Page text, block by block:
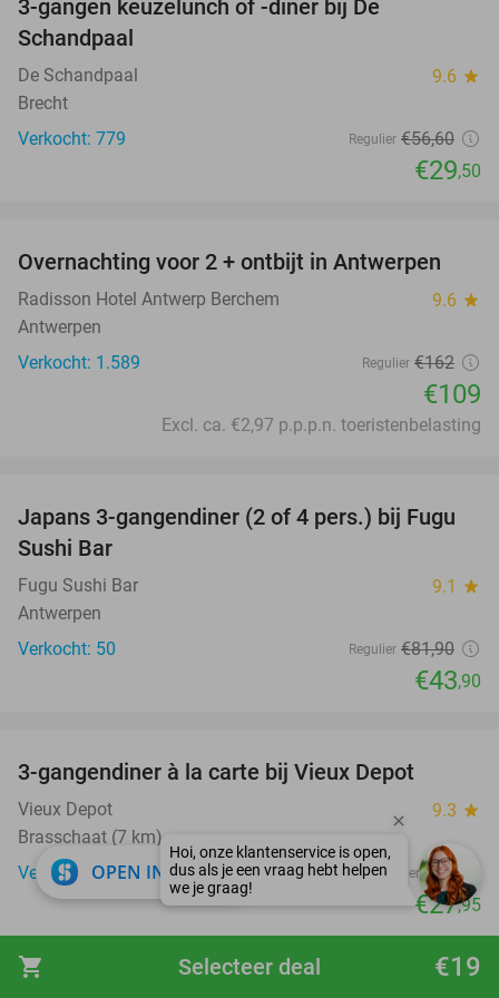
shopping_cart €19
Selecteer deal
3-gangen keuzelunch of -diner bij De
Schandpaal
De Schandpaal 9.6 star
Brecht
Verkocht: 779
Regulier €56,60
€29,50
33%
Overnachting voor 2 + ontbijt in Antwerpen
Radisson Hotel Antwerp Berchem 9.6 star
Antwerpen
Verkocht: 1.589
Regulier €162
€109
Excl. ca. €2,97 p.p.p.n. toeristenbelasting
46%
Japans 3-gangendiner (2 of 4 pers.) bij Fugu
Sushi Bar
Fugu Sushi Bar 9.1 star
Antwerpen
Verkocht: 50
Regulier €81,90
€43,90
3-gangendiner à la carte bij Vieux Depot
Vieux Depot 9.3 star
Brasschaat (7 km)
Verkocht: 800
Regulier €45
€27,95
favorite_border
OPEN IN APP close